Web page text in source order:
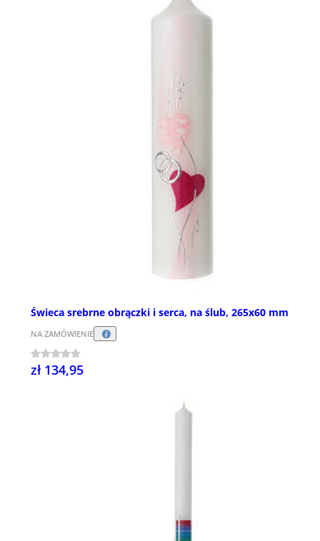
Świeca srebrne obrączki i serca, na ślub, 265x60 mm
NA ZAMÓWIENIE
zł 134,95